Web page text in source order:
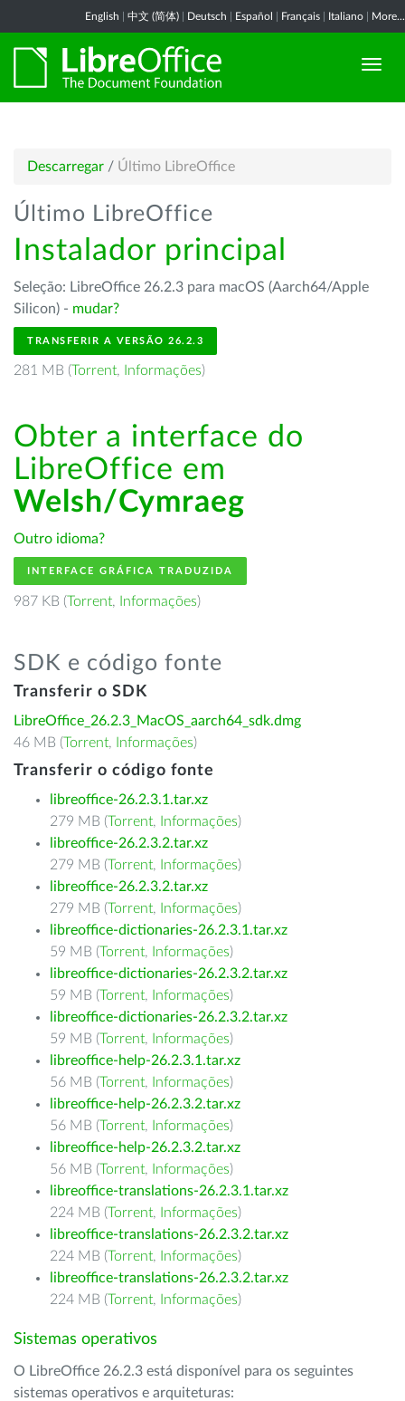
English 中文 (简体) Deutsch Español Français Italiano More...
Descarregar / Último LibreOffice
Último LibreOffice
Instalador principal
Seleção: LibreOffice 26.2.3 para macOS (Aarch64/Apple
Silicon) - mudar?
TRANSFERIR A VERSÃO 26.2.3
281 MB (Torrent, Informações)
Obter a interface do
LibreOffice em
Welsh/Cymraeg
Outro idioma?
INTERFACE GRÁFICA TRADUZIDA
987 KB (Torrent, Informações)
SDK e código fonte
Transferir o SDK
LibreOffice_26.2.3_MacOS_aarch64_sdk.dmg
46 MB (Torrent, Informações)
Transferir o código fonte
libreoffice-26.2.3.1.tar.xz
279 MB (Torrent, Informações)
libreoffice-26.2.3.2.tar.xz
279 MB (Torrent, Informações)
libreoffice-26.2.3.2.tar.xz
279 MB (Torrent, Informações)
libreoffice-dictionaries-26.2.3.1.tar.xz
59 MB (Torrent, Informações)
libreoffice-dictionaries-26.2.3.2.tar.xz
59 MB (Torrent, Informações)
libreoffice-dictionaries-26.2.3.2.tar.xz
59 MB (Torrent, Informações)
libreoffice-help-26.2.3.1.tar.xz
56 MB (Torrent, Informações)
libreoffice-help-26.2.3.2.tar.xz
56 MB (Torrent, Informações)
libreoffice-help-26.2.3.2.tar.xz
56 MB (Torrent, Informações)
libreoffice-translations-26.2.3.1.tar.xz
224 MB (Torrent, Informações)
libreoffice-translations-26.2.3.2.tar.xz
224 MB (Torrent, Informações)
libreoffice-translations-26.2.3.2.tar.xz
224 MB (Torrent, Informações)
Sistemas operativos
O LibreOffice 26.2.3 está disponível para os seguintes
sistemas operativos e arquiteturas: